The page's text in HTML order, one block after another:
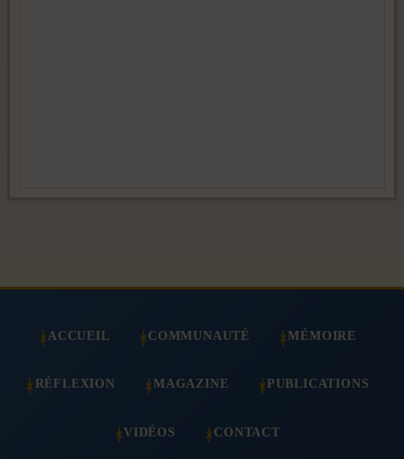
ACCUEIL COMMUNAUTÉ MÉMOIRE
RÉFLEXION MAGAZINE PUBLICATIONS
VIDÉOS CONTACT